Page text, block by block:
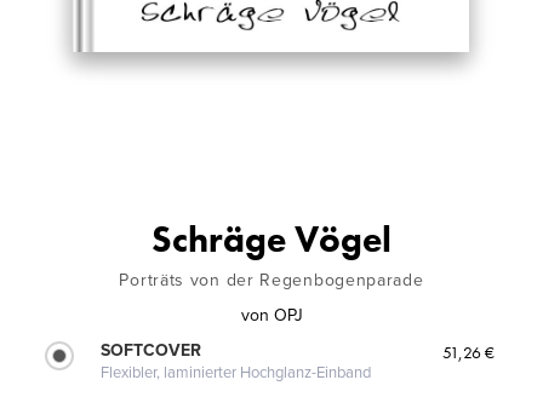
Schräge Vögel
Porträts von der Regenbogenparade
von OPJ
SOFTCOVER
Flexibler, laminierter Hochglanz-Einband
51,26 €